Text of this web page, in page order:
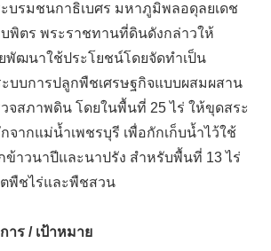
บรมชนกาธิเบศร มหาภูมิพลอดุลยเดช
พิตร พระราชทานที่ดินดังกล่าวให้
พัฒนาใช้ประโยชน์โดยจัดทำเป็น
บบการปลูกพืชเศรษฐกิจแบบผสมผสาน
จสภาพดิน โดยในพื้นที่ 25 ไร่ ให้ขุดสระ
ากแม่น้ำเพชรบุรี เพื่อกักเก็บน้ำไว้ใช้
ข้าวนาปีและนาปรัง สำหรับพื้นที่ 13 ไร่
พืชไร่และพืชสวน
าร / เป้าหมาย